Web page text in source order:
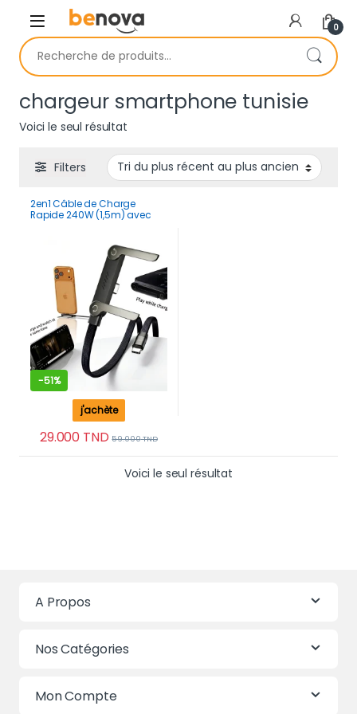
Skip to navigation
Skip to content
0
Recherche pour :
chargeur smartphone tunisie
Voici le seul résultat
Filters
2en1 Câble de Charge
Rapide 240W (1,5m) avec
Smartphones et Tablettes
-51%
29.000 TND 59.000TND
j'achète
Voici le seul résultat
A Propos
Nos Catégories
Mon Compte